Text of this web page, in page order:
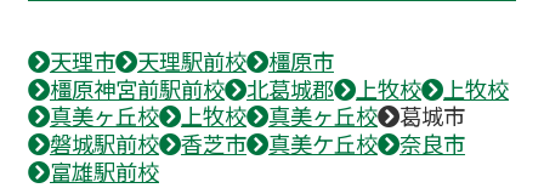
天理市 天理駅前校
橿原市
橿原神宮前駅前校
北葛城郡 上牧校
上牧校
真美ヶ丘校
上牧校 真美ヶ丘校
葛城市
磐城駅前校
香芝市 真美ケ丘校
奈良市
富雄駅前校